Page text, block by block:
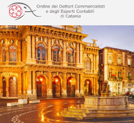
Vai
contenuto